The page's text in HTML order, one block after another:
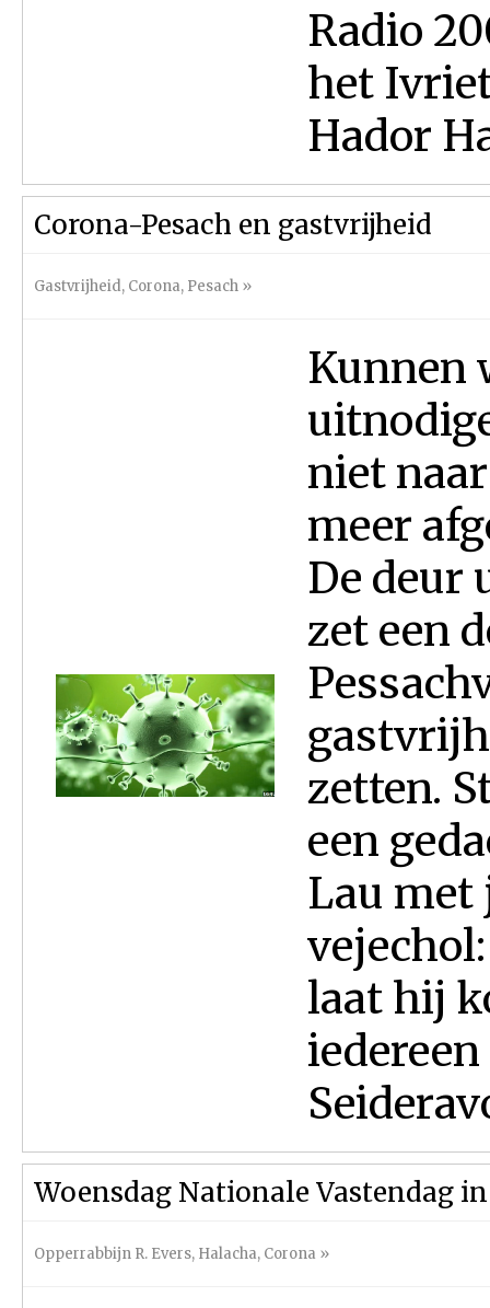
Radio
het
Hador
Corona-Pesach en gastvrijheid
Gastvrijheid, Corona, Pesach »
Kunnen
niet
meer
De deur
zet een
zetten.
een
Lau met
laat hij
Woensdag Nationale Vastendag
Opperrabbijn R. Evers, Halacha, Corona »